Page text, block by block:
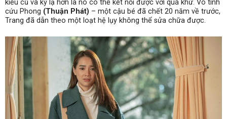
kiểu cũ và kỳ lạ hơn là nó có thể kết nối được với quá khứ. Vô tình
cứu Phong (Thuận Phát) – một cậu bé đã chết 20 năm về trước,
Trang đã dẫn theo một loạt hệ lụy không thể sửa chữa được.